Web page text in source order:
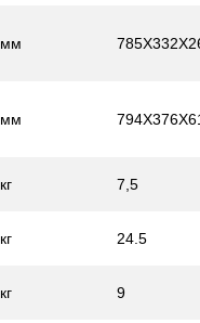
мм
мм
кг 7,5
кг 24.5
кг 9